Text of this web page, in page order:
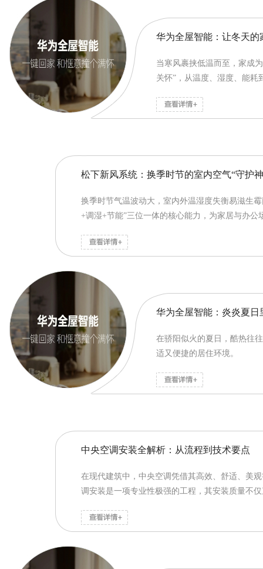
华为全屋智能：让冬天的
当寒风裹挟低温而至，家成
关怀”，从温度、湿度、能
松下新风系统：换季时节的室内空气“守护
换季时节气温波动大，室内外温湿度失衡易滋生
+调湿+节能”三位一体的核心能力，为家居与办公
华为全屋智能：炎炎夏日
在骄阳似火的夏日，酷热往
适又便捷的居住环境。
中央空调安装全解析：从流程到技术要点
在现代建筑中，中央空调凭借其高效、舒适、美
调安装是一项专业性极强的工程，其安装质量不